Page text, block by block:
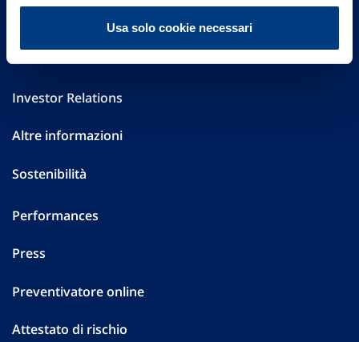
Usa solo cookie necessari
Governance
Investor Relations
Altre informazioni
Sostenibilità
Performances
Press
Preventivatore online
Attestato di rischio